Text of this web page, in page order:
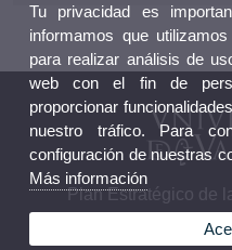
Plan Estratégico de
Tu privacidad es
informamos que
para realizar análisis de
web con el fin de
proporcionar
nuestro tráfico. Para
configuración de nuestras
Más información